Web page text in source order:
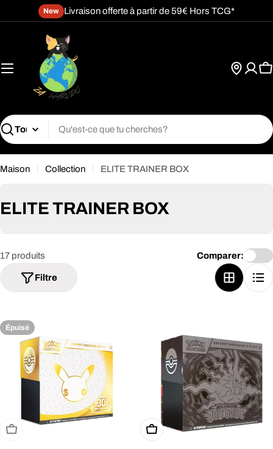
au
New Livraison offerte à partir de 59€ Hors TCG*
Recherche
Maison Collection ELITE TRAINER BOX
C
l
t
ELITE TRAINER BOX
17 produits
Filtre
Comparer:
Épuisé
Épuisé Ajouter Au Panier